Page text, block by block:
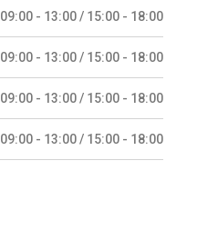
09:00 - 13:00 / 15:00 - 18:00
09:00 - 13:00 / 15:00 - 18:00
09:00 - 13:00 / 15:00 - 18:00
09:00 - 13:00 / 15:00 - 18:00